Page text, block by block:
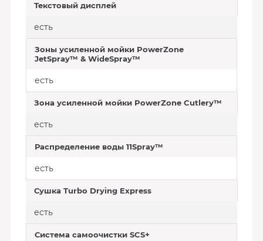
Текстовый дисплей
есть
Зоны усиленной мойки PowerZone
JetSpray™ & WideSpray™
есть
Зона усиленной мойки PowerZone Cutlery™
есть
Распределение воды 11Spray™
есть
Сушка Turbo Drying Express
есть
Система самоочистки SCS+